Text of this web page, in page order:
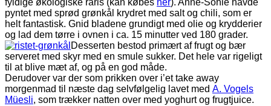
fyldige økologiske råris (kan købes her). Anne-Sohie havde
pyntet med sprød grønkål krydret med salt og chili, som er
helt fantastisk. Gnid bladene grundigt med olie og krydderier
og lad dem tørre i ovnen i ca. 15 minutter ved 180 grader.
Desserten bestod primært af frugt og bær
serveret med skyr med en smule sukker. Det hele var rigeligt
til at blive mæt af, og på en god måde.
Derudover var der som prikken over i’et take away
morgenmad til næste dag selvfølgelig lavet med A. Vogels
Müesli, som trækker natten over med yoghurt og frugtjuice.